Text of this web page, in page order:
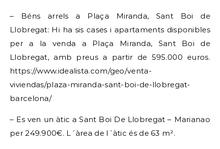
– Béns arrels a Plaça Miranda, Sant Boi de
Llobregat: Hi ha sis cases i apartaments disponibles
per a la venda a Plaça Miranda, Sant Boi de
Llobregat, amb preus a partir de 595.000 euros.
https://www.idealista.com/geo/venta-
viviendas/plaza-miranda-sant-boi-de-llobregat-
barcelona/
– Es ven un àtic a Sant Boi De Llobregat – Marianao
per 249.900€. L´àrea de l´àtic és de 63 m².